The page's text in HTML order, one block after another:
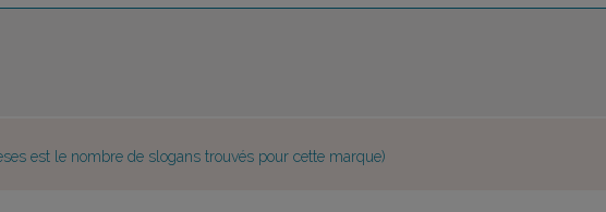
est le nombre de slogans trouvés pour cette marque)